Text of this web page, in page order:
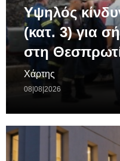
Υψηλός
(κατ. 3) για
στη
Χάρτης
08|08|2026